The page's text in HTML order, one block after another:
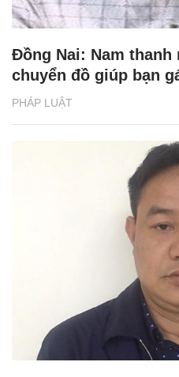
PHÁP LUẬT
Đồng Nai: Nam thanh
chuyển đồ giúp bạn